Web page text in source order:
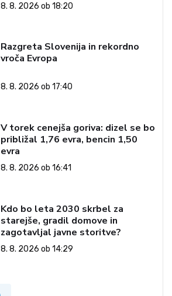
8. 8. 2026 ob 18:20
Razgreta Slovenija in rekordno
vroča Evropa
8. 8. 2026 ob 17:40
V torek cenejša goriva: dizel se bo
približal 1,76 evra, bencin 1,50
evra
8. 8. 2026 ob 16:41
Kdo bo leta 2030 skrbel za
starejše, gradil domove in
zagotavljal javne storitve?
8. 8. 2026 ob 14:29